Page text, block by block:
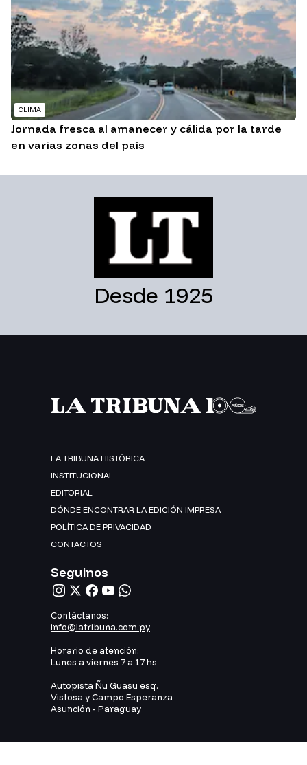
CLIMA
Jornada fresca al amanecer y cálida por la tarde
en varias zonas del país
Desde 1925
LA TRIBUNA HISTÓRICA
INSTITUCIONAL
EDITORIAL
DÓNDE ENCONTRAR LA EDICIÓN IMPRESA
POLÍTICA DE PRIVACIDAD
CONTACTOS
Seguinos
Contáctanos:
info@latribuna.com.py
Horario de atención:
Lunes a viernes 7 a 17 hs
Autopista Ñu Guasu esq.
Vistosa y Campo Esperanza
Asunción - Paraguay